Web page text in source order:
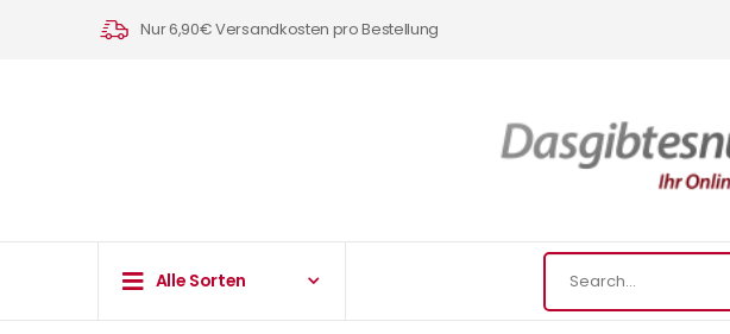
Nur 6,90€ Versandkosten pro Bestellung
Alle Sorten